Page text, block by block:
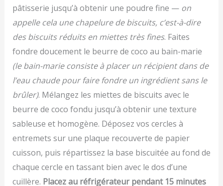
pâtisserie jusqu’à obtenir une poudre fine — on
appelle cela une chapelure de biscuits, c’est-à-dire
des biscuits réduits en miettes très fines. Faites
fondre doucement le beurre de coco au bain-marie
(le bain-marie consiste à placer un récipient dans de
l’eau chaude pour faire fondre un ingrédient sans le
brûler). Mélangez les miettes de biscuits avec le
beurre de coco fondu jusqu’à obtenir une texture
sableuse et homogène. Déposez vos cercles à
entremets sur une plaque recouverte de papier
cuisson, puis répartissez la base biscuitée au fond de
chaque cercle en tassant bien avec le dos d’une
cuillère. Placez au réfrigérateur pendant 15 minutes